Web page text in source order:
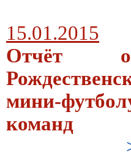
15.01.2015
Отчёт о
мини-
команд